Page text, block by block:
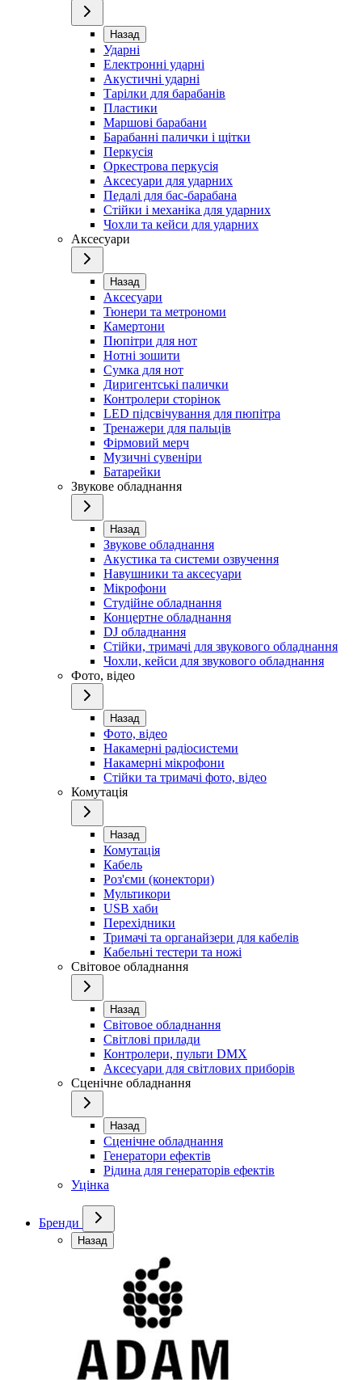
Назад
Ударні
Електронні ударні
Акустичні ударні
Тарілки для барабанів
Пластики
Маршові барабани
Барабанні палички і щітки
Перкусія
Оркестрова перкусія
Аксесуари для ударних
Педалі для бас-барабана
Стійки і механіка для ударних
Чохли та кейси для ударних
Аксесуари
Назад
Аксесуари
Тюнери та метрономи
Камертони
Пюпітри для нот
Нотні зошити
Сумка для нот
Диригентські палички
Контролери сторінок
LED підсвічування для пюпітра
Тренажери для пальців
Фірмовий мерч
Музичні сувеніри
Батарейки
Звукове обладнання
Назад
Звукове обладнання
Акустика та системи озвучення
Навушники та аксесуари
Мікрофони
Студійне обладнання
Концертне обладнання
DJ обладнання
Стійки, тримачі для звукового обладнання
Чохли, кейси для звукового обладнання
Фото, відео
Назад
Фото, відео
Накамерні радіосистеми
Накамерні мікрофони
Стійки та тримачі фото, відео
Комутація
Назад
Комутація
Кабель
Роз'єми (конектори)
Мультикори
USB хаби
Перехідники
Тримачі та органайзери для кабелів
Кабельні тестери та ножі
Світовое обладнання
Назад
Світовое обладнання
Світлові прилади
Контролери, пульти DMX
Аксесуари для світлових приборів
Сценічне обладнання
Назад
Сценічне обладнання
Генератори ефектів
Рідина для генераторів ефектів
Уцінка
Бренди
Назад